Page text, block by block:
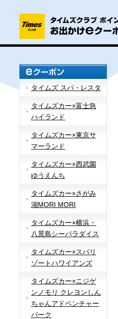
タイムズ スパ・レスタ
タイムズカー×富士急
ハイランド
タイムズカー×東京サ
マーランド
タイムズカー×西武園
ゆうえんち
タイムズカー×さがみ
湖MORI MORI
タイムズカー×横浜・
八景島シーパラダイス
タイムズカー×スパリ
ゾートハワイアンズ
タイムズカー×ニジゲ
ンノモリ クレヨンしん
ちゃんアドベンチャー
パーク